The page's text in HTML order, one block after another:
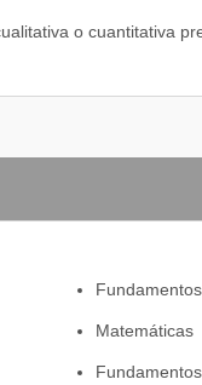
o cuantitativa
Matemáticas